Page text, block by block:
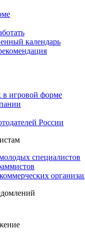
календарь
игровой форме
России
специалистов